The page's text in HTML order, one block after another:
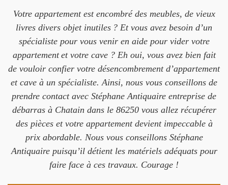
Votre appartement est encombré des meubles, de vieux
livres divers objet inutiles ? Et vous avez besoin d’un
spécialiste pour vous venir en aide pour vider votre
appartement et votre cave ? Eh oui, vous avez bien fait
de vouloir confier votre désencombrement d’appartement
et cave à un spécialiste. Ainsi, nous vous conseillons de
prendre contact avec Stéphane Antiquaire entreprise de
débarras à Chatain dans le 86250 vous allez récupérer
des pièces et votre appartement devient impeccable à
prix abordable. Nous vous conseillons Stéphane
Antiquaire puisqu’il détient les matériels adéquats pour
faire face à ces travaux. Courage !